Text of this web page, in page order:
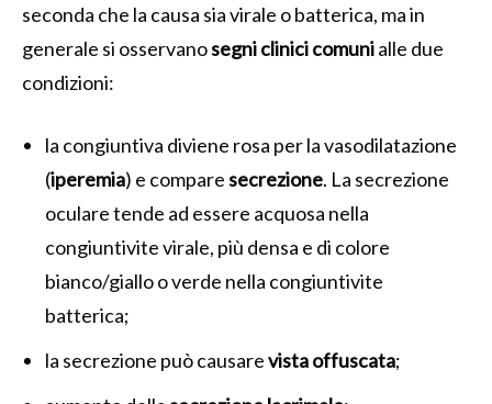
seconda che la causa sia virale o batterica, ma in
generale si osservanosegni clinici comunialle due
condizioni:
la congiuntiva diviene rosa per la vasodilatazione
(iperemia) e comparesecrezione. La secrezione
oculare tende ad essere acquosa nella
congiuntivite virale, più densa e di colore
bianco/giallo o verde nella congiuntivite
batterica;
la secrezione può causarevista offuscata;